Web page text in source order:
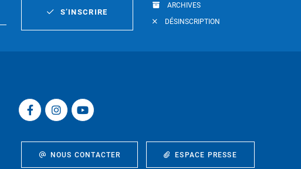
S’INSCRIRE
ARCHIVES
DÉSINSCRIPTION
NOUS CONTACTER ESPACE PRESSE